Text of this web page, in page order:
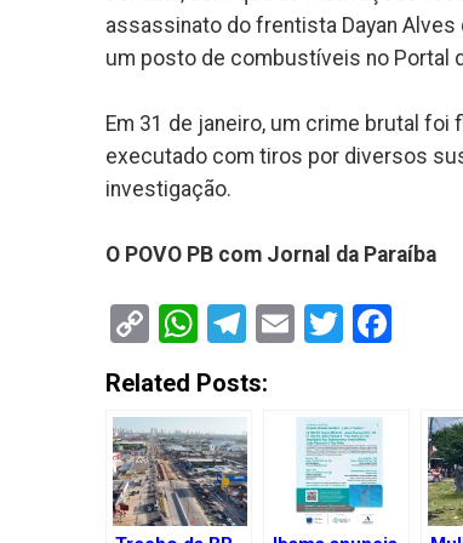
assassinato do frentista Dayan
um posto de combustíveis no Portal
Em 31 de janeiro, um crime brutal
executado com tiros por diversos
investigação.
O POVO PB com Jornal da Paraíba
Copy
Link
WhatsApp
Telegram
EmailTwitter
Related Posts: